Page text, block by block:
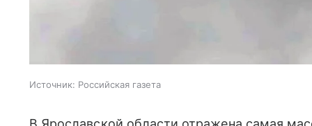
Источник: Российская газета